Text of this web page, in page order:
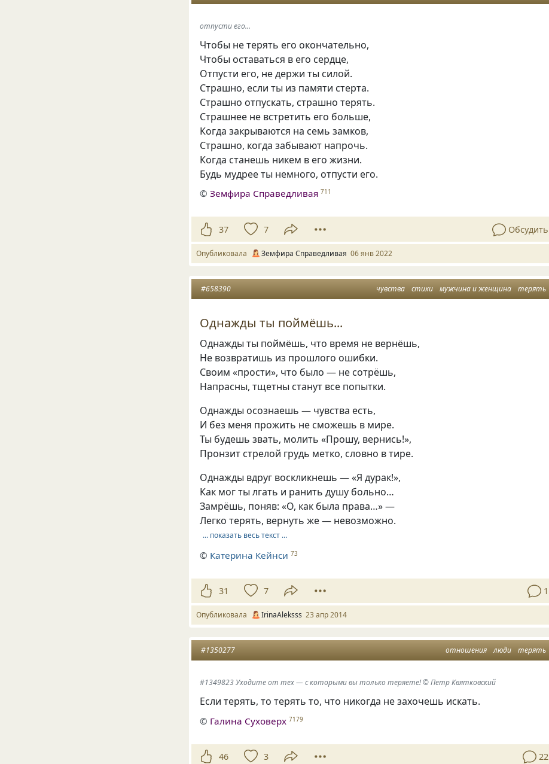
отпусти его...
Чтобы не терять его окончательно,
Чтобы оставаться в его сердце,
Отпусти его, не держи ты силой.
Страшно, если ты из памяти стерта.
Страшно отпускать, страшно терять.
Страшнее не встретить его больше,
Когда закрываются на семь замков,
Страшно, когда забывают напрочь.
Когда станешь никем в его жизни.
Будь мудрее ты немного, отпусти его.
©Земфира Справедливая 711
37 7 Обсудить
Опубликовала Земфира Справедливая 06 янв 2022
чувства стихи мужчина и женщина терять
#658390
Однажды ты поймёшь...
Однажды ты поймёшь, что время не вернёшь,
Не возвратишь из прошлого ошибки.
Своим «прости», что было — не сотрёшь,
Напрасны, тщетны станут все попытки.
Однажды осознаешь — чувства есть,
И без меня прожить не сможешь в мире.
Ты будешь звать, молить «Прошу, вернись!»,
Пронзит стрелой грудь метко, словно в тире.
Однажды вдруг воскликнешь — «Я дурак!»,
Как мог ты лгать и ранить душу больно…
Замрёшь, поняв: «О, как была права…» —
Легко терять, вернуть же — невозможно.
… показать весь текст …
© Катерина Кейнси 73
31 7 1
Опубликовала IrinaAleksss 23 апр 2014
отношения люди терять
#1350277
#1349823 Уходите от тех — с которыми вы только теряете! © Петр Квятковский
Если терять, то терять то, что никогда не захочешь искать.
© Галина Суховерх 7179
46 3 22